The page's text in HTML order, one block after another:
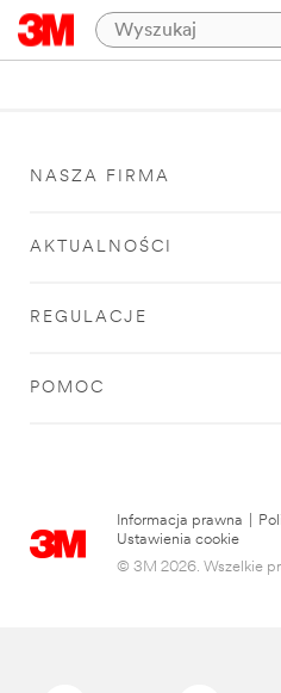
NASZA FIRMA
AKTUALNOŚCI
REGULACJE
POMOC
Informacja prawna
Ustawienia cookie
© 3M 2026. Wszelkie